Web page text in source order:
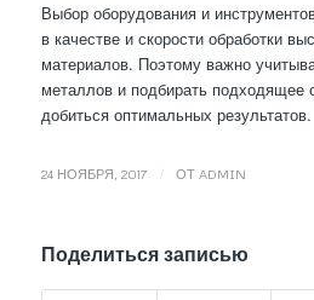
Выбор оборудования и
в качестве и скорости обработки
материалов. Поэтому важно
металлов и подбирать подходящее
добиться оптимальных результатов.
24 НОЯБРЯ, 2017 ОТ ADMIN
Поделиться записью